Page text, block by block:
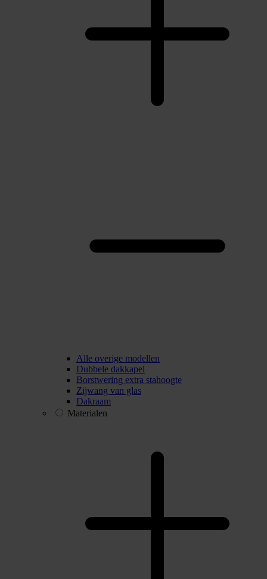
Alle overige modellen
Dubbele dakkapel
Borstwering extra stahoogte
Zijwang van glas
Dakraam
Materialen